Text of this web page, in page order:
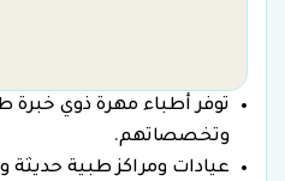
توفر أطباء مهرة ذوي
وتخصصاتهم.
عيادات ومراكز طبية حديثة